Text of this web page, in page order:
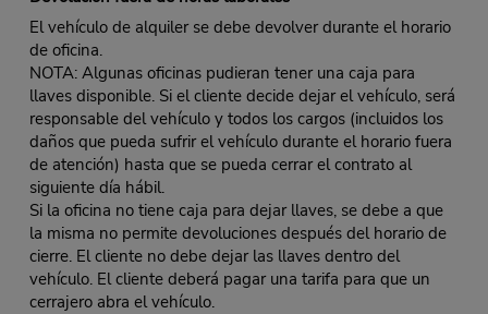
El vehículo de alquiler se debe devolver durante el horario
de oficina.
NOTA: Algunas oficinas pudieran tener una caja para
llaves disponible. Si el cliente decide dejar el vehículo, será
responsable del vehículo y todos los cargos (incluidos los
daños que pueda sufrir el vehículo durante el horario fuera
de atención) hasta que se pueda cerrar el contrato al
siguiente día hábil.
Si la oficina no tiene caja para dejar llaves, se debe a que
la misma no permite devoluciones después del horario de
cierre. El cliente no debe dejar las llaves dentro del
vehículo. El cliente deberá pagar una tarifa para que un
cerrajero abra el vehículo.